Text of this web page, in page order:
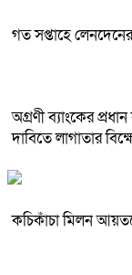
গত সপ্তাহে
অগ্রণী ব্যাংকের
দাবিতে লাগাতার
কচিকাঁচা মিলন